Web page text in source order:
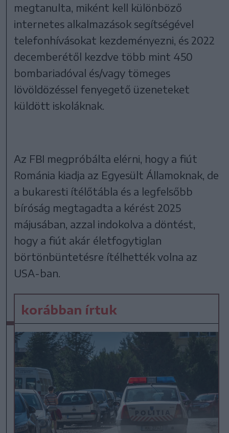
megtanulta, miként kell különböző
internetes alkalmazások segítségével
telefonhívásokat kezdeményezni, és 2022
decemberétől kezdve több mint 450
bombariadóval és/vagy tömeges
lövöldözéssel fenyegető üzeneteket
küldött iskoláknak.
Az FBI megpróbálta elérni, hogy a fiút
Románia kiadja az Egyesült Államoknak, de
a bukaresti ítélőtábla és a legfelsőbb
bíróság megtagadta a kérést 2025
májusában, azzal indokolva a döntést,
hogy a fiút akár életfogytiglan
börtönbüntetésre ítélhették volna az
USA-ban.
korábban írtuk